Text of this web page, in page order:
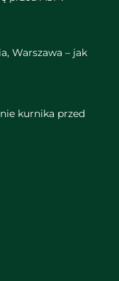
Warszawa – jak
kurnika przed